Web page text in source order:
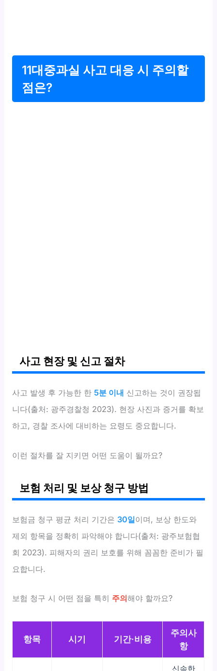
11대중과실 사고 대응 시 주의할
점은?
사고 현장 및 신고 절차
사고 발생 후 가능한 한 5분 이내 신고하는 것이 권장됩
니다(출처: 광주경찰청 2023). 현장 사진과 증거를 확보
하고, 경찰 조사에 대비하는 요령도 중요합니다.
이런 절차를 잘 지키면 어떤 도움이 될까요?
보험 처리 및 보상 청구 방법
보험금 청구 평균 처리 기간은 30일이며, 보상 한도와
제외 항목을 정확히 파악해야 합니다(출처: 광주보험협
회 2023). 피해자의 권리 보호를 위해 꼼꼼한 준비가 필
요합니다.
보험 청구 시 어떤 점을 특히 주의해야 할까요?
항목 시기 기간·비용
주의사
항
신속한